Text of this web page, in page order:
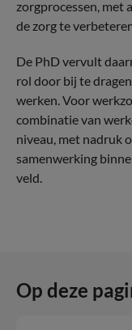
zorgprocessen, met
de zorg te
De PhD vervult
rol door bij te
werken. Voor
combinatie van
niveau, met nadruk
samenwerking
veld.
Op deze